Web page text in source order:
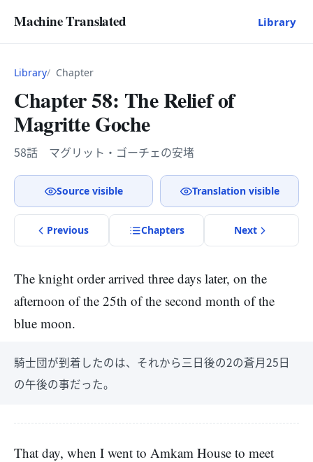
Machine Translated Library
Library Chapter
Chapter 58: The Relief of
Magritte Goche
58話 マグリット・ゴーチェの安堵
Source visible Translation visible
Previous Chapters Next
The knight order arrived three days later, on the
afternoon of the 25th of the second month of the
blue moon.
騎士団が到着したのは、それから三日後の2の蒼月25日
の午後の事だった。
That day, when I went to Amkam House to meet